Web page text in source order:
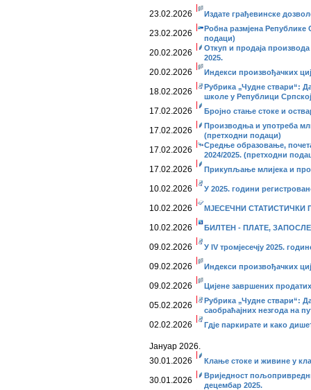
23.02.2026 Издате грађевинске
23.02.2026
Робна размјена Републике
подаци)
20.02.2026
Откуп и продаја
2025.
20.02.2026 Индекси произвођачких
18.02.2026
Рубрика „Чудне ствари“:
школе у Републици
17.02.2026 Бројно стање стоке и
17.02.2026
Производња и употреба
(претходни подаци)
17.02.2026
Средње образовање,
2024/2025. (претходни
17.02.2026 Прикупљање млијека и
10.02.2026 У 2025. години
10.02.2026 МЈЕСЕЧНИ СТАТИСТИЧКИ
10.02.2026 БИЛТЕН - ПЛАТЕ,
09.02.2026 У IV тромјесечју 2025.
09.02.2026 Индекси произвођачких
09.02.2026 Цијене завршених
05.02.2026
Рубрика „Чудне ствари“:
саобраћајних незгода на
02.02.2026 Гдје паркирате и како
Јануар 2026.
30.01.2026
Клање стоке и живине у
30.01.2026
Вриједност
децембар 2025.